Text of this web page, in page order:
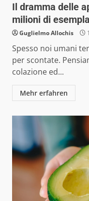
Il dramma delle
milioni di
Guglielmo Allochis
Spesso noi umani
per scontate.
colazione ed...
Mehr erfahren